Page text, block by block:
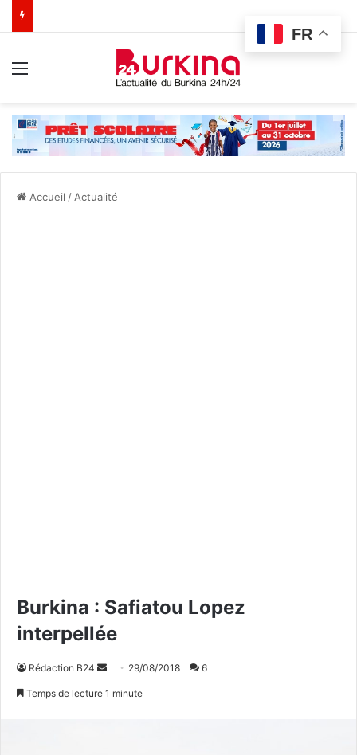
Accueil / Actualité
Burkina : Safiatou Lopez
interpellée
Rédaction B24 29/08/2018 6
Temps de lecture 1 minute
FR